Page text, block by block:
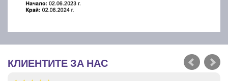
КЛИЕНТИТЕ ЗА НАС